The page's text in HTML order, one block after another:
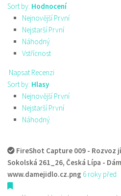
Sort by: Hodnocení
Nejnovější První
Nejstarší První
Náhodný
Vstřícnost
Napsat Recenzi
Sort by: Hlasy
Nejnovější První
Nejstarší První
Náhodný
FireShot Capture 009 - Rozvoz
Sokolská 261_26, Česká Lípa -
www.damejidlo.cz.png 6 roky před